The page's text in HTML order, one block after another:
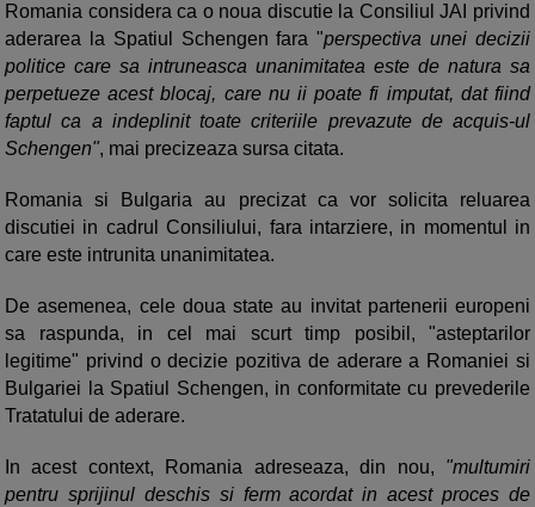
Romania considera ca o noua discutie la Consiliul JAI privind
aderarea la Spatiul Schengen fara "perspectiva unei decizii
politice care sa intruneasca unanimitatea este de natura sa
perpetueze acest blocaj, care nu ii poate fi imputat, dat fiind
faptul ca a indeplinit toate criteriile prevazute de acquis-ul
Schengen", mai precizeaza sursa citata.
Romania si Bulgaria au precizat ca vor solicita reluarea
discutiei in cadrul Consiliului, fara intarziere, in momentul in
care este intrunita unanimitatea.
De asemenea, cele doua state au invitat partenerii europeni
sa raspunda, in cel mai scurt timp posibil, "asteptarilor
legitime" privind o decizie pozitiva de aderare a Romaniei si
Bulgariei la Spatiul Schengen, in conformitate cu prevederile
Tratatului de aderare.
In acest context, Romania adreseaza, din nou, "multumiri
pentru sprijinul deschis si ferm acordat in acest proces de